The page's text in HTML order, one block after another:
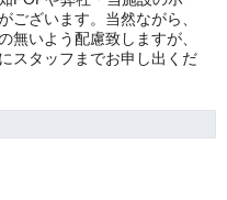
ございます。当然ながら、
無いよう配慮致しますが、
スタッフまでお申し出くだ